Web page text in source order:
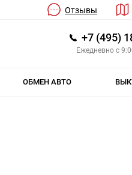
Отзывы
+7 (495)
Ежедневно с
ОБМЕН АВТО